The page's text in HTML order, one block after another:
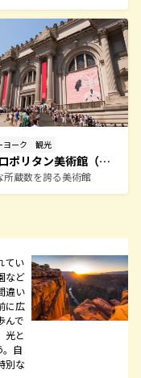
ヨーク 観光
ポリタン美術館（メ
所蔵数を誇る美術館
てい
など
違い
に広
んで
光と
。自
別な